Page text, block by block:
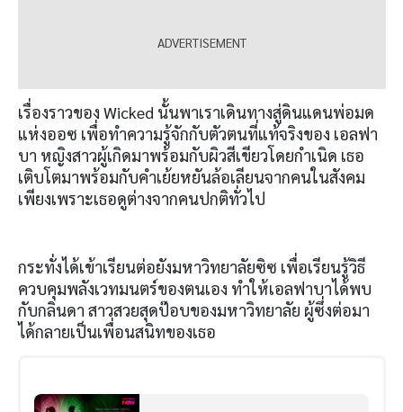
เรื่องราวของ Wicked นั้นพาเราเดินทางสู่ดินแดนพ่อมด
แห่งออซ เพื่อทำความรู้จักกับตัวตนที่แท้จริงของ เอลฟา
บา หญิงสาวผู้เกิดมาพร้อมกับผิวสีเขียวโดยกำเนิด เธอ
เติบโตมาพร้อมกับคำเย้ยหยันล้อเลียนจากคนในสังคม
เพียงเพราะเธอดูต่างจากคนปกติทั่วไป
กระทั่งได้เข้าเรียนต่อยังมหาวิทยาลัยซิซ เพื่อเรียนรู้วิธี
ควบคุมพลังเวทมนตร์ของตนเอง ทำให้เอลฟาบาได้พบ
กับกลินดา สาวสวยสุดป๊อบของมหาวิทยาลัย ผู้ซึ่งต่อมา
ได้กลายเป็นเพื่อนสนิทของเธอ